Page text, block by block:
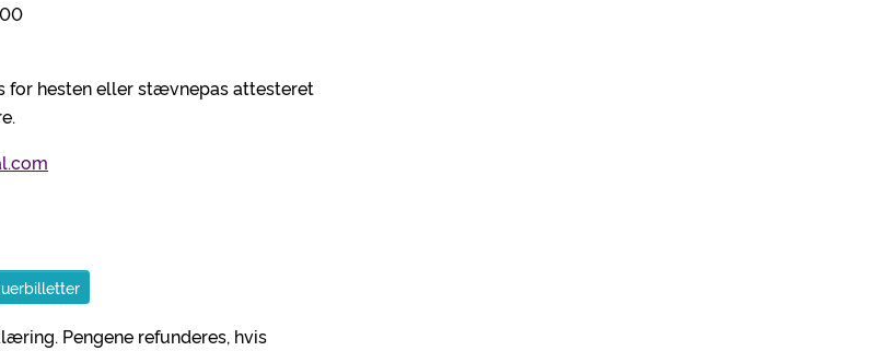
for hesten eller stævnepas attesteret
Pengene refunderes, hvis